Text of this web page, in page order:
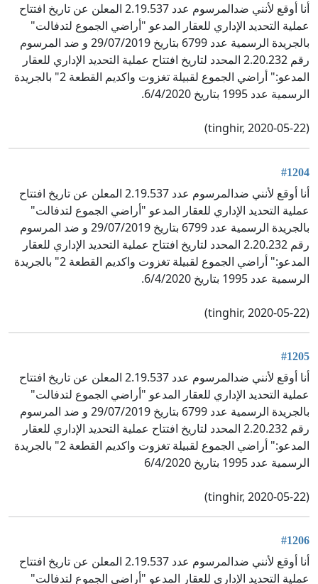
أنا أوقع لأنني ضدالمرسوم عدد 2.19.537 المعلن عن تاريخ افتتاح
عملية التحديد الإداري للعقار المدعو "أراضي الجموع لتدفالت"
بالجريدة الرسمية عدد 6799 بتاريخ 29/07/2019 و ضد المرسوم
رقم 2.20.232 المحدد لتاريخ افتتاح عملية التحديد الإداري للعقار
المدعو:" أراضي الجموع لقبيلة تغزوت واكديم القطعة 2" بالجريدة
الرسمية عدد 1995 بتاريخ 6/4/2020.
(tinghir, 2020-05-22)
#1204
أنا أوقع لأنني ضدالمرسوم عدد 2.19.537 المعلن عن تاريخ افتتاح
عملية التحديد الإداري للعقار المدعو "أراضي الجموع لتدفالت"
بالجريدة الرسمية عدد 6799 بتاريخ 29/07/2019 و ضد المرسوم
رقم 2.20.232 المحدد لتاريخ افتتاح عملية التحديد الإداري للعقار
المدعو:" أراضي الجموع لقبيلة تغزوت واكديم القطعة 2" بالجريدة
الرسمية عدد 1995 بتاريخ 6/4/2020.
(tinghir, 2020-05-22)
#1205
أنا أوقع لأنني ضدالمرسوم عدد 2.19.537 المعلن عن تاريخ افتتاح
عملية التحديد الإداري للعقار المدعو "أراضي الجموع لتدفالت"
بالجريدة الرسمية عدد 6799 بتاريخ 29/07/2019 و ضد المرسوم
رقم 2.20.232 المحدد لتاريخ افتتاح عملية التحديد الإداري للعقار
المدعو:" أراضي الجموع لقبيلة تغزوت واكديم القطعة 2" بالجريدة
الرسمية عدد 1995 بتاريخ 6/4/2020
(tinghir, 2020-05-22)
#1206
أنا أوقع لأنني ضدالمرسوم عدد 2.19.537 المعلن عن تاريخ افتتاح
عملية التحديد الإداري للعقار المدعو "أراضي الجموع لتدفالت"